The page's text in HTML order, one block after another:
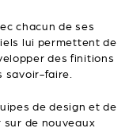
chacun de ses
lui permettent de
des finitions
savoir-faire.
de design et de
sur de nouveaux